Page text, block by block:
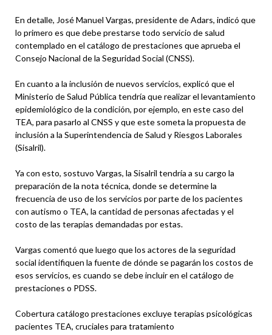
En detalle, José Manuel Vargas, presidente de Adars, indicó que
lo primero es que debe prestarse todo servicio de salud
contemplado en el catálogo de prestaciones que aprueba el
Consejo Nacional de la Seguridad Social (CNSS).
En cuanto a la inclusión de nuevos servicios, explicó que el
Ministerio de Salud Pública tendría que realizar el levantamiento
epidemiológico de la condición, por ejemplo, en este caso del
TEA, para pasarlo al CNSS y que este someta la propuesta de
inclusión a la Superintendencia de Salud y Riesgos Laborales
(Sisalril).
Ya con esto, sostuvo Vargas, la Sisalril tendría a su cargo la
preparación de la nota técnica, donde se determine la
frecuencia de uso de los servicios por parte de los pacientes
con autismo o TEA, la cantidad de personas afectadas y el
costo de las terapias demandadas por estas.
Vargas comentó que luego que los actores de la seguridad
social identifiquen la fuente de dónde se pagarán los costos de
esos servicios, es cuando se debe incluir en el catálogo de
prestaciones o PDSS.
Cobertura catálogo prestaciones excluye terapias psicológicas
pacientes TEA, cruciales para tratamiento